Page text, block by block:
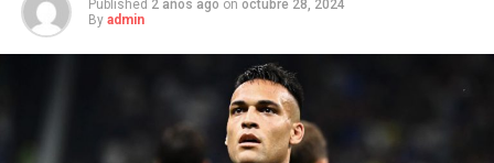
Published 2 años ago on octubre 28, 2024
By admin